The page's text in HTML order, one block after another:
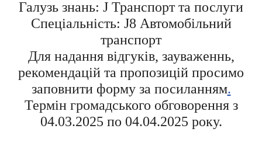
Галузь знань: J Транспорт та послуги
Спеціальність: J8 Автомобільний
транспорт
Для надання відгуків, зауваженнь,
рекомендацій та пропозицій просимо
заповнити форму за посиланням.
Термін громадського обговорення з
04.03.2025 по 04.04.2025 року.